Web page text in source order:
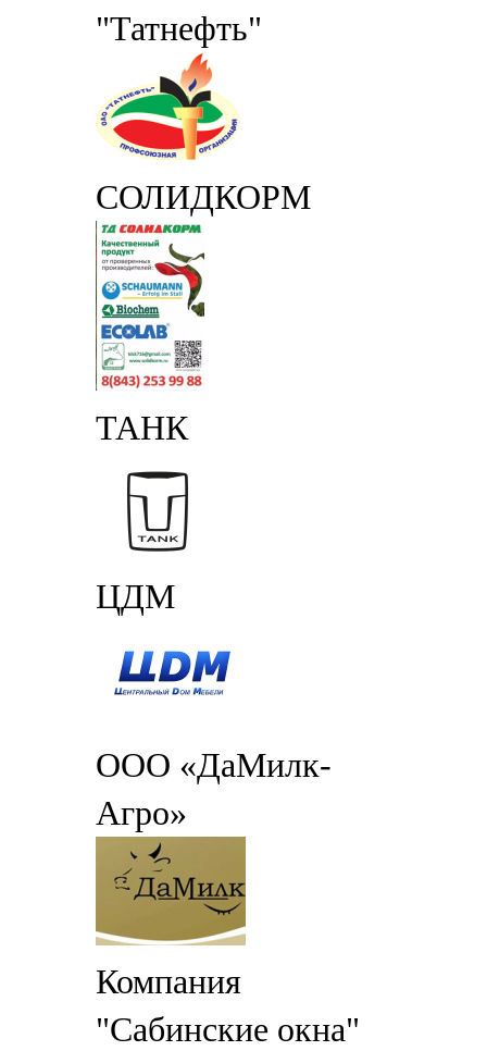
"Татнефть"
СОЛИДКОРМ
ТАНК
ЦДМ
ООО «ДаМилк-
Агро»
Компания
"Сабинские окна"